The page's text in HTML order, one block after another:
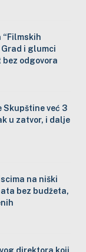
“Filmskih
Grad i glumci
bez odgovora
Skupštine već 3
u zatvor, i dalje
na niški
bez budžeta,